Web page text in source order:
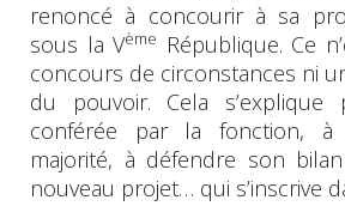
renoncé à concourir à sa
sous la Vème
République. Ce
concours de circonstances ni
du pouvoir. Cela s’explique
conférée par la fonction, à
majorité, à défendre son
nouveau projet… qui s’inscrive